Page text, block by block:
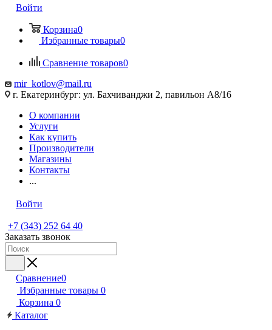
Войти
Корзина0
Избранные товары0
Сравнение товаров0
mir_kotlov@mail.ru
г. Екатеринбург: ул. Бахчиванджи 2, павильон А8/16
О компании
Услуги
Как купить
Производители
Магазины
Контакты
...
Войти
+7 (343) 252 64 40
Заказать звонок
Сравнение0
Избранные товары 0
Корзина 0
Каталог